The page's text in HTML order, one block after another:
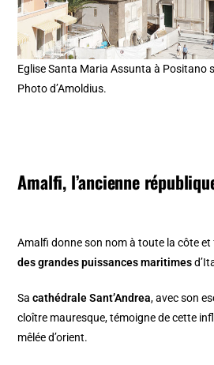
Eglise Santa Maria Assunta à Positano
Photo d’Amoldius.
Amalfi, l’ancienne
Amalfi donne son nom à toute la côte et
des grandes puissances maritimes
Sacathédrale Sant’Andrea, avec son
cloître mauresque, témoigne de cette
mêlée d’orient.